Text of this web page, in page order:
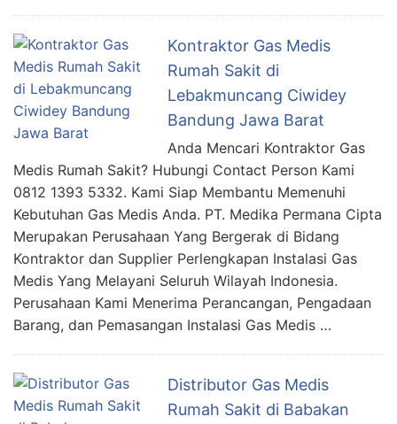
Kontraktor Gas Medis
Rumah Sakit di
Lebakmuncang Ciwidey
Bandung Jawa Barat
Anda Mencari Kontraktor Gas
Medis Rumah Sakit? Hubungi Contact Person Kami
0812 1393 5332. Kami Siap Membantu Memenuhi
Kebutuhan Gas Medis Anda. PT. Medika Permana Cipta
Merupakan Perusahaan Yang Bergerak di Bidang
Kontraktor dan Supplier Perlengkapan Instalasi Gas
Medis Yang Melayani Seluruh Wilayah Indonesia.
Perusahaan Kami Menerima Perancangan, Pengadaan
Barang, dan Pemasangan Instalasi Gas Medis …
Distributor Gas Medis
Rumah Sakit di Babakan